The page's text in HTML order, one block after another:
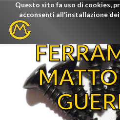
Questo sito fa uso di cookies,
acconsenti all'installazione